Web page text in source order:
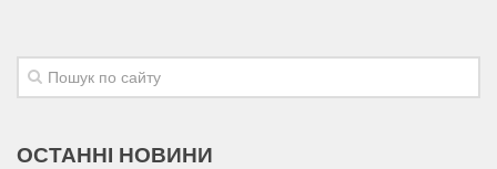
ОСТАННІ НОВИНИ